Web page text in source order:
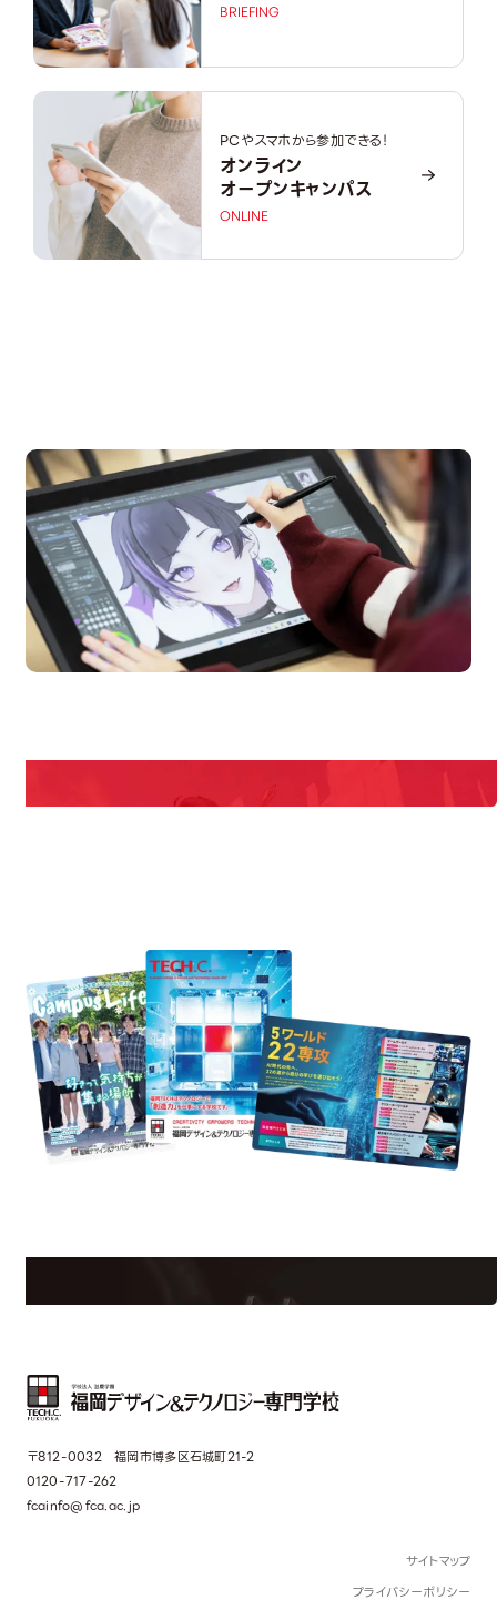
BRIEFING
PCやスマホから参加できる！
オンライン
オープンキャンパス
ONLINE
Campus Open
Information
〒812-0032 福岡市博多区石城町21-2
0120-717-262
fcainfo@fca.ac.jp
サイトマップ
プライバシーポリシー